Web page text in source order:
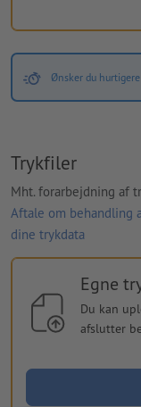
Ønsker du
Trykfiler
Mht. forarbejdning af
Aftale om behandling
dine trykdata
Egne
Du kan
afslutter